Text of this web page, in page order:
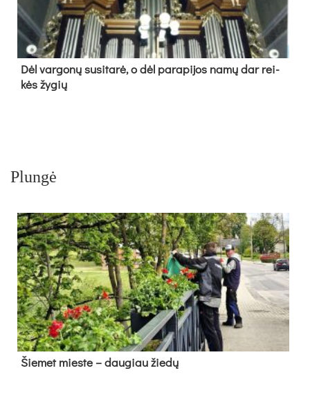
Dėl var­go­nų su­si­ta­rė, o dėl pa­ra­pi­jos na­mų dar rei­
kės žy­gių
Plungė
Šie­met mies­te – dau­giau žie­dų